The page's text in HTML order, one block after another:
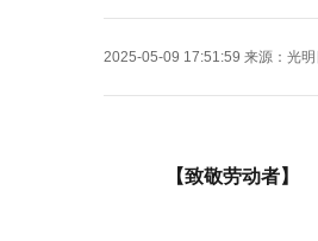
2025-05-09 17:51:59 来源： 光明
【致敬劳动者】